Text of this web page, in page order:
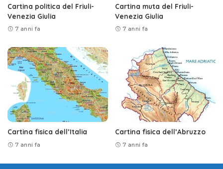
Cartina politica del Friuli-
Venezia Giulia
7 anni fa
Cartina muta del Friuli-
Venezia Giulia
7 anni fa
Cartina fisica dell’Italia
7 anni fa
Cartina fisica dell’Abruzzo
7 anni fa